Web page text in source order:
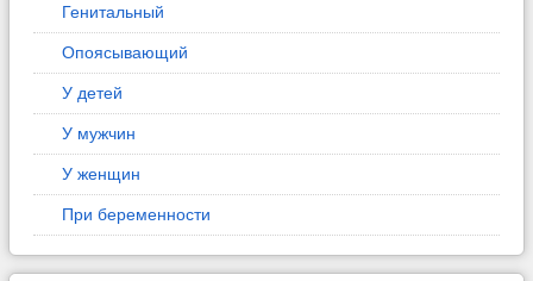
Генитальный
Опоясывающий
У детей
У мужчин
У женщин
При беременности